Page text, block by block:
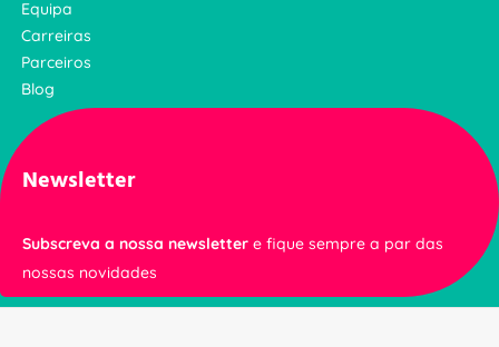
Equipa
Carreiras
Parceiros
Blog
Newsletter
Subscreva a nossa newsletter e fique sempre a par das
nossas novidades